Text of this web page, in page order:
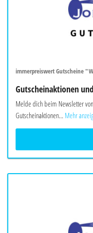
immerpreiswert Gutscheine
Gutscheinaktionen
Melde dich beim Newsletter
Gutscheinaktionen... Mehr